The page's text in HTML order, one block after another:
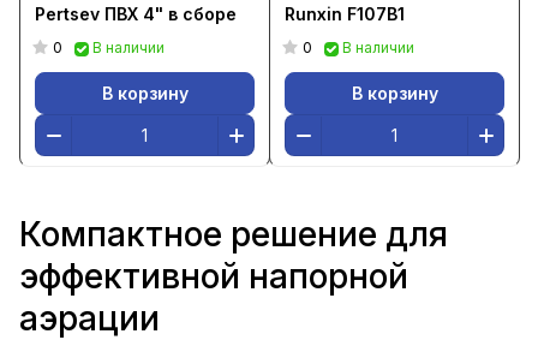
Pertsev ПВХ 4" в сборе
0 В наличии
В корзину
Runxin F107B1
0 В наличии
В корзину
Компактное решение для
эффективной напорной
аэрации